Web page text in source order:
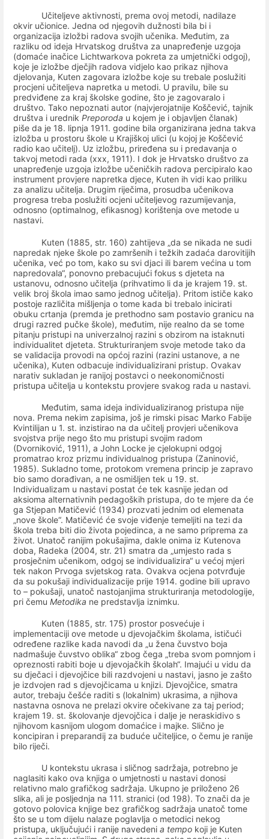
Učiteljeve aktivnosti, prema ovoj metodi, nadilaze
okvir učionice. Jedna od njegovih dužnosti bila bi i
organizacija izložbi radova svojih učenika. Međutim, za
razliku od ideja Hrvatskog društva za unapređenje uzgoja
(domaće inačice Lichtwarkova pokreta za umjetnički odgoj),
koje je izložbe dječjih radova vidjelo kao prikaz njihova
djelovanja, Kuten zagovara izložbe koje su trebale poslužiti
procjeni učiteljeva napretka u metodi. U pravilu, bile su
predviđene za kraj školske godine, što je zagovaralo i
društvo. Tako nepoznati autor (najvjerojatnije Koščević, tajnik
društva i urednik Preporoda u kojem je i objavljen članak)
piše da je 18. lipnja 1911. godine bila organizirana jedna takva
izložba u prostoru škole u Krajiškoj ulici (u kojoj je Koščević
radio kao učitelj). Uz izložbu, priređena su i predavanja o
takvoj metodi rada (xxx, 1911). I dok je Hrvatsko društvo za
unapređenje uzgoja izložbe učeničkih radova percipiralo kao
instrument provjere napretka djece, Kuten ih vidi kao priliku
za analizu učitelja. Drugim riječima, prosudba učenikova
progresa treba poslužiti ocjeni učiteljevog razumijevanja,
odnosno (optimalnog, efikasnog) korištenja ove metode u
nastavi.
Kuten (1885, str. 160) zahtijeva „da se nikada ne sudi
napredak njeke škole po zamršenih i težkih zadaća darovitijih
učenika, već po tom, kako su svi djaci ili barem većina u tom
napredovala“, ponovno prebacujući fokus s djeteta na
ustanovu, odnosno učitelja (prihvatimo li da je krajem 19. st.
velik broj škola imao samo jednog učitelja). Pritom ističe kako
postoje različita mišljenja o tome kada bi trebalo inicirati
obuku crtanja (premda je prethodno sam postavio granicu na
drugi razred pučke škole), međutim, nije realno da se tome
pitanju pristupi na univerzalnoj razini s obzirom na istaknuti
individualitet djeteta. Strukturiranjem svoje metode tako da
se validacija provodi na općoj razini (razini ustanove, a ne
učenika), Kuten odbacuje individualizirani pristup. Ovakav
narativ sukladan je ranijoj postavci o neekonomičnosti
pristupa učitelja u kontekstu provjere svakog rada u nastavi.
Međutim, sama ideja individualiziranog pristupa nije
nova. Prema nekim zapisima, još je rimski pisac Marko Fabije
Kvintilijan u 1. st. inzistirao na da učitelj provjeri učenikova
svojstva prije nego što mu pristupi svojim radom
(Dvorniković, 1911), a John Locke je cjelokupni odgoj
promatrao kroz prizmu individualnog pristupa (Zaninović,
1985). Sukladno tome, protokom vremena princip je zapravo
bio samo dorađivan, a ne osmišljen tek u 19. st.
Individualizam u nastavi postat će tek kasnije jedan od
aksioma alternativnih pedagoških pristupa, do te mjere da će
ga Stjepan Matičević (1934) prozvati jednim od elemenata
„nove škole“. Matičević će svoje viđenje temeljiti na tezi da
škola treba biti dio života pojedinca, a ne samo priprema za
život. Unatoč ranijim pokušajima, dakle onima iz Kutenova
doba, Radeka (2004, str. 21) smatra da „umjesto rada s
prosječnim učenikom, odgoj se individualizira“ u većoj mjeri
tek nakon Prvoga svjetskog rata. Ovakva ocjena potvrđuje
da su pokušaji individualizacije prije 1914. godine bili upravo
to – pokušaji, unatoč nastojanjima strukturiranja metodologije,
pri čemu Metodika ne predstavlja iznimku.
Kuten (1885, str. 175) prostor posvećuje i
implementaciji ove metode u djevojačkim školama, ističući
određene razlike kada navodi da „u žena čuvstvo boja
nadmašuje čuvstvo oblika“ zbog čega „treba svom pomnjom i
opreznosti rabiti boje u djevojačkih školah“. Imajući u vidu da
su dječaci i djevojčice bili razdvojeni u nastavi, jasno je zašto
je izdvojen rad s djevojčicama u knjizi. Djevojčice, smatra
autor, trebaju češće raditi s (lokalnim) ukrasima, a njihova
nastavna osnova ne prelazi okvire očekivane za taj period;
krajem 19. st. školovanje djevojčica i dalje je neraskidivo s
njihovom kasnijom ulogom domaćice i majke. Slično je
koncipiran i preparandij za buduće učiteljice, o čemu je ranije
bilo riječi.
U kontekstu ukrasa i sličnog sadržaja, potrebno je
naglasiti kako ova knjiga o umjetnosti u nastavi donosi
relativno malo grafičkog sadržaja. Ukupno je priloženo 26
slika, ali je posljednja na 111. stranici (od 198). To znači da je
gotovo polovica knjige bez grafičkog sadržaja unatoč tome
što se u tom dijelu nalaze poglavlja o metodici nekog
pristupa, uključujući i ranije navedeni a tempo koji je Kuten